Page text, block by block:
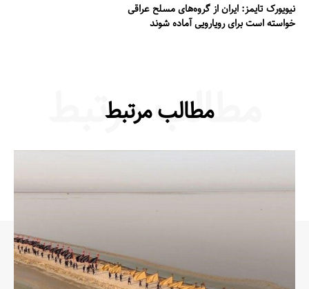
نیویورک تایمز: ایران از گروه‌های مسلح عراقی
خواسته است برای رویارویی آماده شوند
مطالب مرتبط
مطالب مرتبط